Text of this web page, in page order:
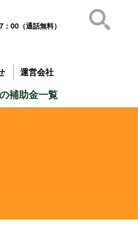
00（通話無料）
運営会社
補助金一覧